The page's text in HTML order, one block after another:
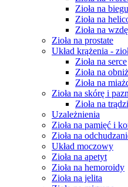
Zioła na
Zioła na
Zioła na
Zioła na prostate
Układ krążenia -
Zioła na serce
Zioła na
Zioła na
Zioła na skórę i
Zioła na
Uzależnienia
Zioła na pamięć i
Zioła na
Układ moczowy
Zioła na apetyt
Zioła na hemoroidy
Zioła na jelita